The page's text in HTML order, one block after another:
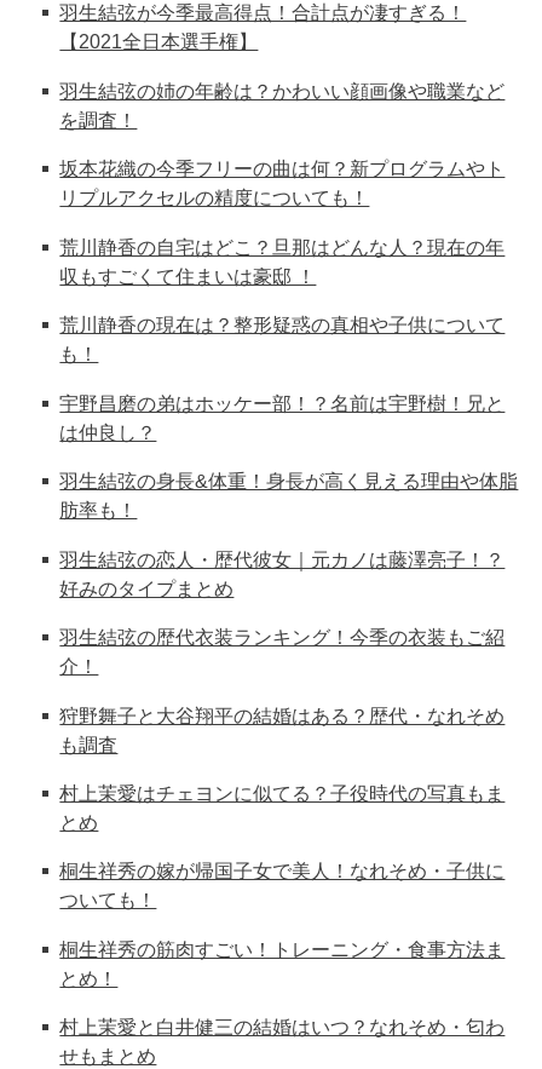
羽生結弦が今季最高得点！合計点が凄すぎる！
【2021全日本選手権】
羽生結弦の姉の年齢は？かわいい顔画像や職業など
を調査！
坂本花織の今季フリーの曲は何？新プログラムやト
リプルアクセルの精度についても！
荒川静香の自宅はどこ？旦那はどんな人？現在の年
収もすごくて住まいは豪邸 ！
荒川静香の現在は？整形疑惑の真相や子供について
も！
宇野昌磨の弟はホッケー部！？名前は宇野樹！兄と
は仲良し？
羽生結弦の身長&体重！身長が高く見える理由や体脂
肪率も！
羽生結弦の恋人・歴代彼女｜元カノは藤澤亮子！？
好みのタイプまとめ
羽生結弦の歴代衣装ランキング！今季の衣装もご紹
介！
狩野舞子と大谷翔平の結婚はある？歴代・なれそめ
も調査
村上茉愛はチェヨンに似てる？子役時代の写真もま
とめ
桐生祥秀の嫁が帰国子女で美人！なれそめ・子供に
ついても！
桐生祥秀の筋肉すごい！トレーニング・食事方法ま
とめ！
村上茉愛と白井健三の結婚はいつ？なれそめ・匂わ
せもまとめ